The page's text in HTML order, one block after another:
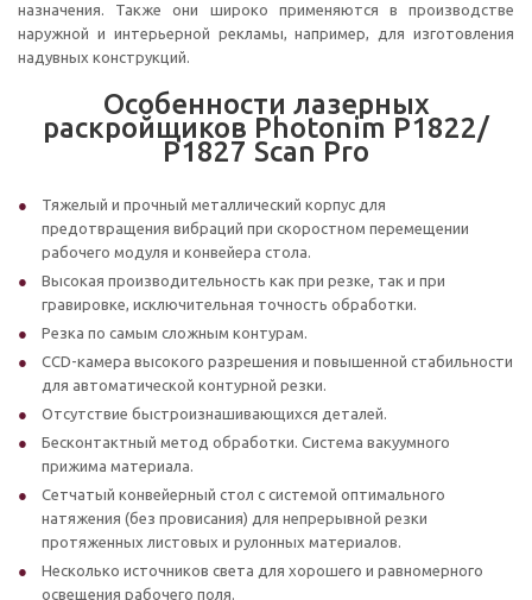
назначения. Также они широко применяются в производстве
наружной и интерьерной рекламы, например, для изготовления
надувных конструкций.
Особенности лазерных
раскройщиков Photonim P1822/
Р1827 Scan Pro
Тяжелый и прочный металлический корпус для
предотвращения вибраций при скоростном перемещении
рабочего модуля и конвейера стола.
Высокая производительность как при резке, так и при
гравировке, исключительная точность обработки.
Резка по самым сложным контурам.
CCD-камера высокого разрешения и повышенной стабильности
для автоматической контурной резки.
Отсутствие быстроизнашивающихся деталей.
Бесконтактный метод обработки. Система вакуумного
прижима материала.
Сетчатый конвейерный стол с системой оптимального
натяжения (без провисания) для непрерывной резки
протяженных листовых и рулонных материалов.
Несколько источников света для хорошего и равномерного
освещения рабочего поля.